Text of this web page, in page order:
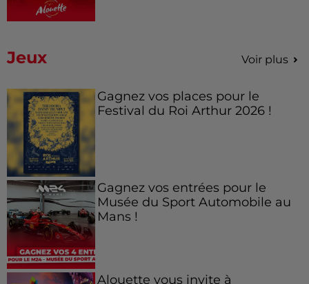
Jeux Voir plus
Gagnez vos places pour le
Festival du Roi Arthur 2026 !
Gagnez vos entrées pour le
Musée du Sport Automobile au
Mans !
Alouette vous invite à